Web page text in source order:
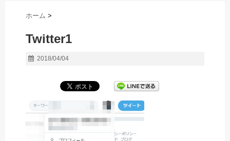
ホーム >
Twitter1
2018/04/04